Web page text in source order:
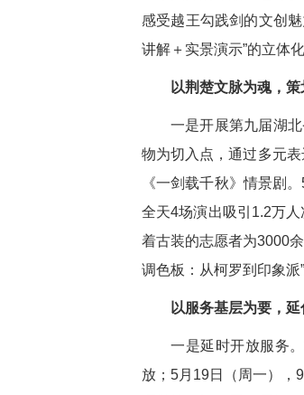
感受越王勾践剑的文创
讲解＋实景演示”的立体
以荆楚文脉为魂，
一是开展第九届湖
物为切入点，通过多元
《一剑载千秋》情景剧
全天4场演出吸引1.2万
着古装的志愿者为3000
调色板：从柯罗到印象
以服务基层为要，
一是延时开放服务
放；5月19日（周一），